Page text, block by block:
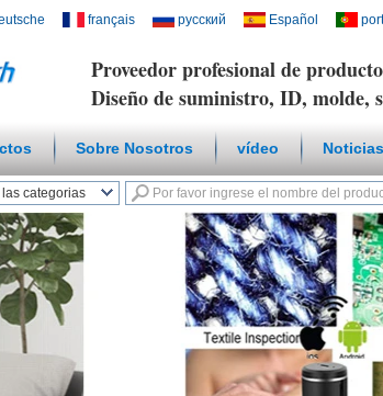
Proveedor profesional de
Diseño de suministro, ID,
français русский Español
Sobre Nosotros vídeo Noticias
categorias
inteligente
USB y de
Multi Media /
Humedad